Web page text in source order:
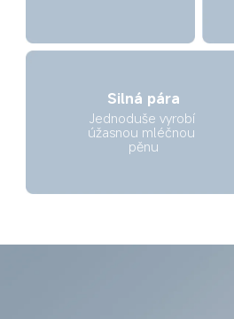
Silná pára
Jednoduše vyrobí
úžasnou mléčnou
pěnu